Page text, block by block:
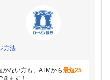
方法
ない方も、ATMから最短25